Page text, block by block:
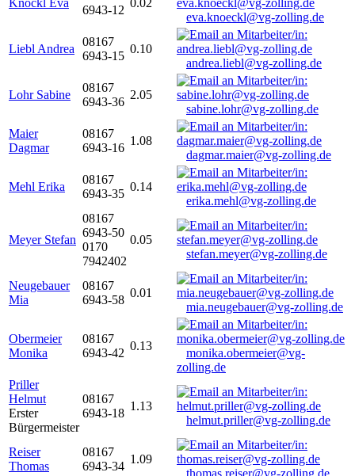
Knöckl Eva
6943-12
0.02
eva.knoeckl@vg-zolling.de
Liebl Andrea
08167
6943-15
0.10
andrea.liebl@vg-zolling.de
Lohr Sabine
08167
6943-36
2.05
sabine.lohr@vg-zolling.de
Maier
Dagmar
08167
6943-16
1.08
dagmar.maier@vg-zolling.de
Mehl Erika
08167
6943-35
0.14
erika.mehl@vg-zolling.de
Meyer Stefan
08167
6943-50
0170
7942402
0.05
stefan.meyer@vg-zolling.de
Neugebauer
Mia
08167
6943-58
0.01
mia.neugebauer@vg-zolling.de
Obermeier
Monika
08167
6943-42
0.13
monika.obermeier@vg-
zolling.de
Priller
Helmut
Erster
Bürgermeister
08167
6943-18
1.13
helmut.priller@vg-zolling.de
Reiser
Thomas
08167
6943-34
1.09